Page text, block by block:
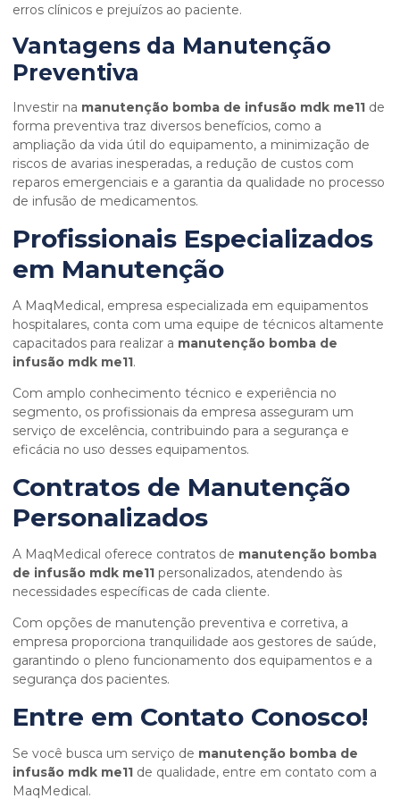
erros clínicos e prejuízos ao paciente.
Vantagens da Manutenção
Preventiva
Investir na manutenção bomba de infusão mdk me11 de
forma preventiva traz diversos benefícios, como a
ampliação da vida útil do equipamento, a minimização de
riscos de avarias inesperadas, a redução de custos com
reparos emergenciais e a garantia da qualidade no processo
de infusão de medicamentos.
Profissionais Especializados
em Manutenção
A MaqMedical, empresa especializada em equipamentos
hospitalares, conta com uma equipe de técnicos altamente
capacitados para realizar a manutenção bomba de
infusão mdk me11.
Com amplo conhecimento técnico e experiência no
segmento, os profissionais da empresa asseguram um
serviço de excelência, contribuindo para a segurança e
eficácia no uso desses equipamentos.
Contratos de Manutenção
Personalizados
A MaqMedical oferece contratos de manutenção bomba
de infusão mdk me11 personalizados, atendendo às
necessidades específicas de cada cliente.
Com opções de manutenção preventiva e corretiva, a
empresa proporciona tranquilidade aos gestores de saúde,
garantindo o pleno funcionamento dos equipamentos e a
segurança dos pacientes.
Entre em Contato Conosco!
Se você busca um serviço de manutenção bomba de
infusão mdk me11 de qualidade, entre em contato com a
MaqMedical.